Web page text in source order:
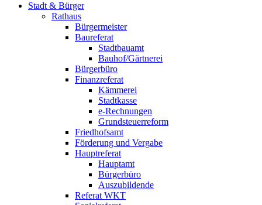
Stadt & Bürger
Rathaus
Bürgermeister
Baureferat
Stadtbauamt
Bauhof/Gärtnerei
Bürgerbüro
Finanzreferat
Kämmerei
Stadtkasse
e-Rechnungen
Grundsteuerreform
Friedhofsamt
Förderung und Vergabe
Hauptreferat
Hauptamt
Bürgerbüro
Auszubildende
Referat WKT